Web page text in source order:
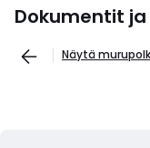
Dokumentit
Näytä